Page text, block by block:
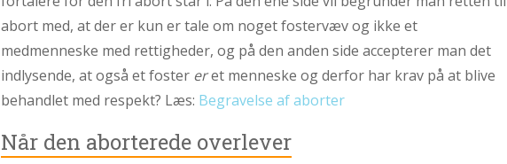
abort med, at der er kun er tale om noget fostervæv og ikke et
medmenneske med rettigheder, og på den anden side accepterer man det
indlysende, at også et foster eret menneske og derfor har krav på at blive
behandlet med respekt? Læs: Begravelse af aborter
Når den aborterede overlever